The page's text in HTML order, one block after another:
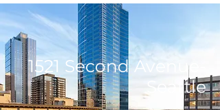
1521 Second Avenue-
Seattle